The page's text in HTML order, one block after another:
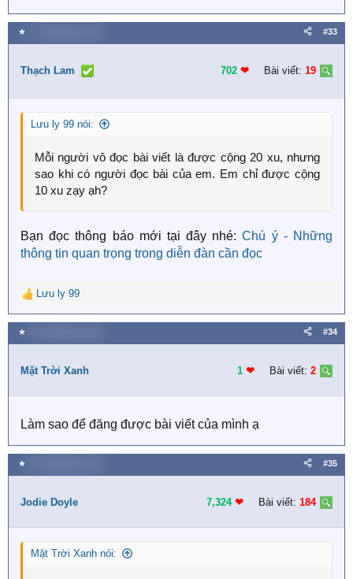
★ #33
Thạch Lam 702 ❤︎ Bài viết: 19
Lưu ly 99 nói:
Mỗi người vô đọc bài viết là được cộng 20 xu, nhưng
sao khi có người đọc bài của em. Em chỉ được cộng
10 xu zạy ạh?
Bạn đọc thông báo mới tại đây nhé:Chú ý - Những
thông tin quan trọng trong diễn đàn cần đọc
R
e
a
c
i
n
:
Lưu ly 99
★ #34
Mặt Trời Xanh 1 ❤︎ Bài viết: 2
Làm sao để đăng được bài viết của mình ạ
★ #35
Jodie Doyle 7,324 ❤︎ Bài viết: 184
Mặt Trời Xanh nói: